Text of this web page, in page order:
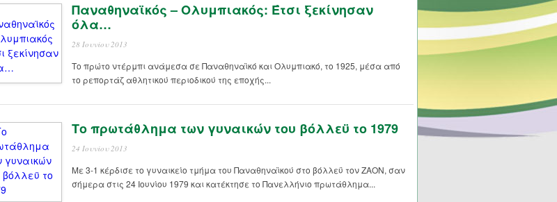
Παναθηναϊκός – Ολυμπιακός: Έτσι ξεκίνησαν
όλα…
28 Ιουνίου 2013
Το πρώτο ντέρμπι ανάμεσα σε Παναθηναϊκό και Ολυμπιακό, το 1925, μέσα από
το ρεπορτάζ αθλητικού περιοδικού της εποχής...
Το πρωτάθλημα των γυναικών του βόλλεϋ το 1979
24 Ιουνίου 2013
Με 3-1 κέρδισε το γυναικείο τμήμα του Παναθηναϊκού στο βόλλεϋ τον ΖΑΟΝ, σαν
σήμερα στις 24 Ιουνίου 1979 και κατέκτησε το Πανελλήνιο πρωτάθλημα...